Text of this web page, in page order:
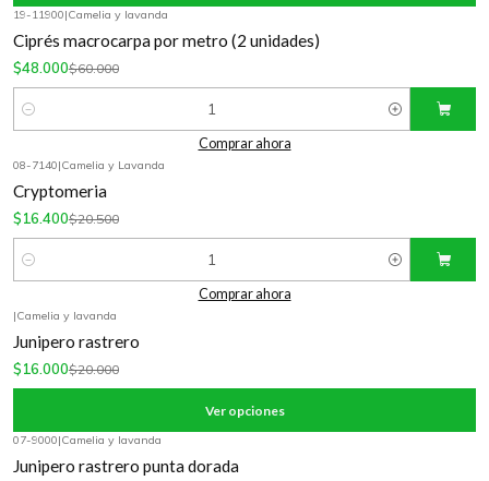
19-11900|Camelia y lavanda
Ciprés macrocarpa por metro (2 unidades)
$48.000$60.000
Cantidad
Comprar ahora
08-7140|Camelia y Lavanda
Cryptomeria
$16.400$20.500
Cantidad
Comprar ahora
|Camelia y lavanda
Junipero rastrero
$16.000$20.000
Ver opciones
07-9000|Camelia y lavanda
Junipero rastrero punta dorada